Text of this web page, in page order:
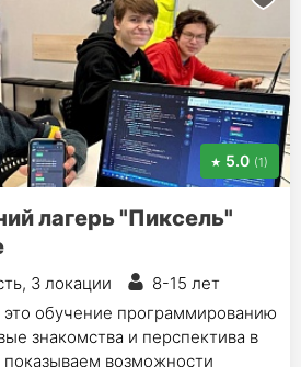
5.0 (1)
лагерь "Пиксель"
3 локации
8-15 лет
обучение программированию
знакомства и перспектива в
возможности